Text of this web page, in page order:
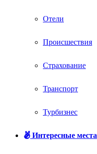
Отели
Происшествия
Страхование
Транспорт
Турбизнес
Интересные места